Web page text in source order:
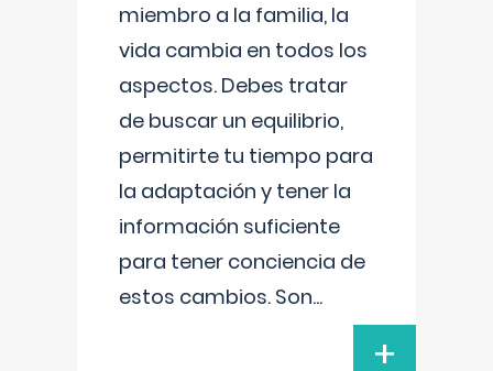
miembro a la familia, la
vida cambia en todos los
aspectos. Debes tratar
de buscar un equilibrio,
permitirte tu tiempo para
la adaptación y tener la
información suficiente
para tener conciencia de
estos cambios. Son...
+